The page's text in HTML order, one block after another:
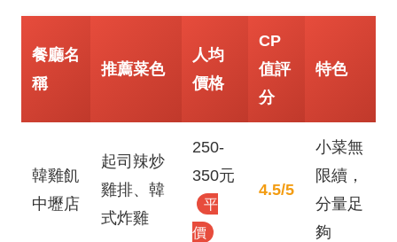
餐廳名
稱
推薦菜色
人均
價格
CP
值評
分
特色
韓雞飢
中壢店
起司辣炒
雞排、韓
式炸雞
250-
350元
平
價
4.5/5
小菜無
限續，
分量足
夠